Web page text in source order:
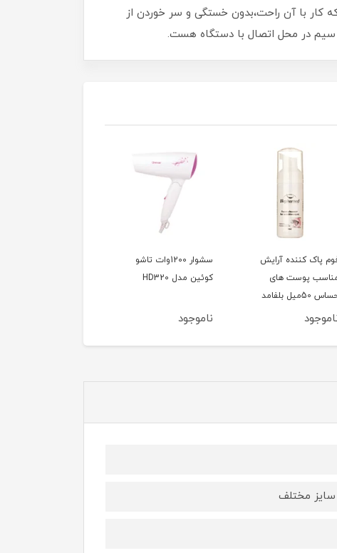
هست که کار با آن راحت،بدون خستگی و سر خوردن از
پاک کننده آرایش
پوست های
50میل بلفامد
سشوار 1200وات تاشو
کوئین مدل HD320
ناموجود